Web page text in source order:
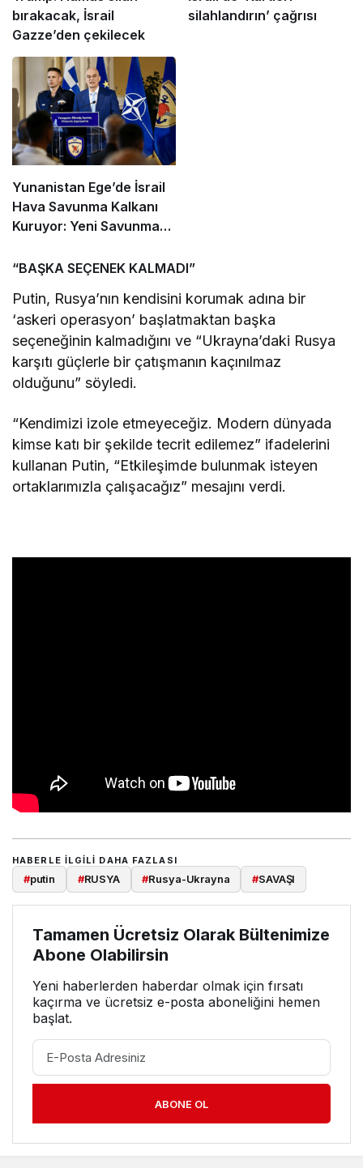
bırakacak, İsrail
Gazze’den çekilecek
silahlandırın’ çağrısı
Yunanistan Ege’de İsrail
Hava Savunma Kalkanı
Kuruyor: Yeni Savunma
“BAŞKA SEÇENEK KALMADI”
Putin, Rusya’nın kendisini korumak adına bir
‘askeri operasyon’ başlatmaktan başka
seçeneğinin kalmadığını ve “Ukrayna’daki Rusya
karşıtı güçlerle bir çatışmanın kaçınılmaz
olduğunu” söyledi.
“Kendimizi izole etmeyeceğiz. Modern dünyada
kimse katı bir şekilde tecrit edilemez” ifadelerini
kullanan Putin, “Etkileşimde bulunmak isteyen
ortaklarımızla çalışacağız” mesajını verdi.
HABERLE ILGILI DAHA FAZLASI
#putin #RUSYA #Rusya-Ukrayna #SAVAŞI
Tamamen Ücretsiz Olarak Bültenimize
Abone Olabilirsin
Yeni haberlerden haberdar olmak için fırsatı
kaçırma ve ücretsiz e-posta aboneliğini hemen
başlat.
ABONE OL